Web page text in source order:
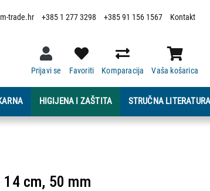
trade.hr +385 1 277 3298 +385 91 156 1567 Kontakt
Vaša košarica
Komparacija
Favoriti
Prijavi se
HIGIJENA I ZAŠTITA STRUČNA
14 cm, 50 mm